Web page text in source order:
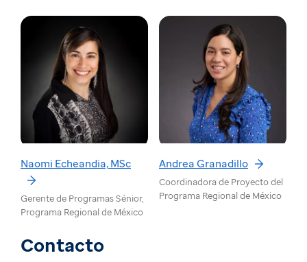
Naomi Echeandia, MSc
Gerente de Programas Sénior,
Programa Regional de México
Andrea Granadillo
Coordinadora de Proyecto del
Programa Regional de México
Contacto